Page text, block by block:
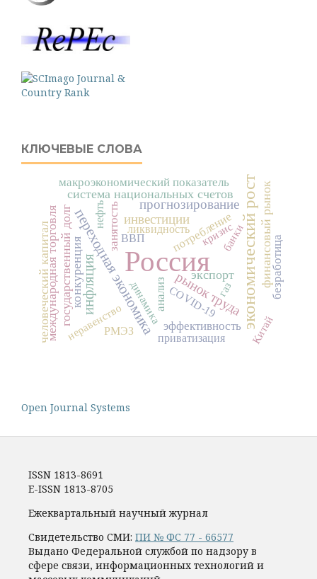
КЛЮЧЕВЫЕ СЛОВА
Россия экономический рост
переходная экономика
инфляция рынок труда
инвестиции
прогнозирование
система национальных счетов
государственный долг финансовый рынок
конкуренция экспорт
международная торговля
человеческий капитал эффективность
макроэкономический показатель
занятость потребление
безработица
анализ
Китай
ликвидность
COVID-19газ
кризис
неравенство приватизация
нефть
банки
РМЭЗ
ВВП
динамика
Open Journal Systems
ISSN 1813-8691
E-ISSN 1813-8705
Ежеквартальный научный журнал
Свидетельство СМИ: ПИ № ФС 77 - 66577
Выдано Федеральной службой по надзору в
сфере связи, информационных технологий и